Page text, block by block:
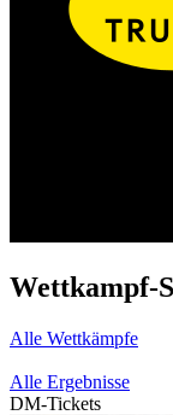
Wettkampf-
Alle Wettkämpfe
Alle Ergebnisse
DM-Tickets